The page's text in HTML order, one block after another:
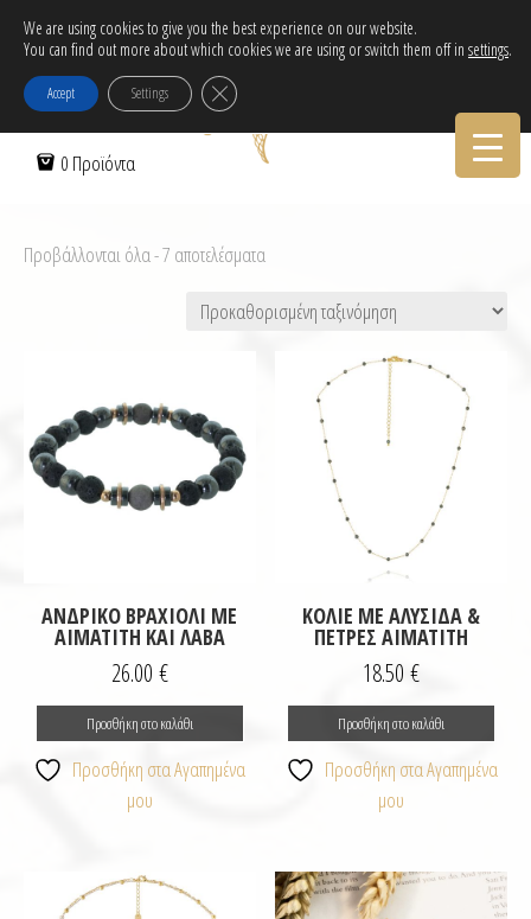
Δωρεάν αποστολή εντός Ελλάδας για αγορές άνω των 30€!
Tηλεφωνικες Παραγγελιες:30-2103222314
0 Προϊόντα
Προβάλλονται όλα - 7 αποτελέσματα
ΑΝΔΡΙΚΌ ΒΡΑΧΙΌΛΙ ΜΕ
ΑΙΜΑΤΊΤΗ ΚΑΙ ΛΆΒΑ
26.00 €
Προσθήκη στο καλάθι
Προσθήκη στα Αγαπημένα
μου
ΚΟΛΙΈ ΜΕ ΑΛΥΣΊΔΑ &
ΠΈΤΡΕΣ ΑΙΜΑΤΊΤΗ
18.50€
Προσθήκη στο καλάθι
Προσθήκη στα Αγαπημένα
μου
We are using cookies to give you the best experience on our website.
You can find out more about which cookies we are using or switch them off in settings.
Accept Settings Κλείσιμο του Cookie banner για το GDPR